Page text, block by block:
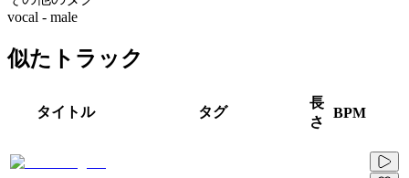
vocal - male
似たトラック
タイトル タグ
長
さ
BPM